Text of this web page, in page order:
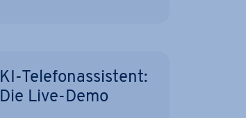
KI-Te­le­fon­as­sis­tent:
Die Live-Demo